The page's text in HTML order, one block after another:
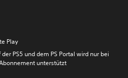
Play
PS5 und dem PS Portal wird nur bei
unterstützt